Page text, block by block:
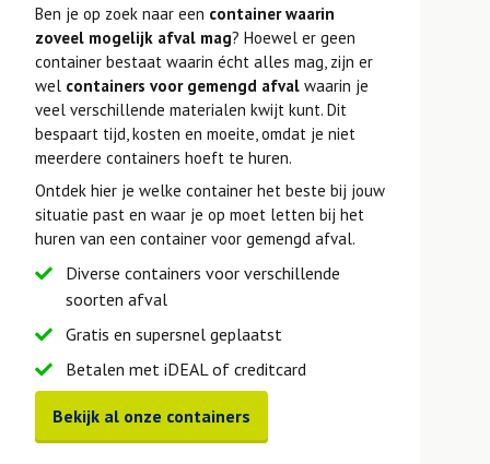
Ben je op zoek naar een container waarin
zoveel mogelijk afval mag? Hoewel er geen
container bestaat waarin écht alles mag, zijn er
wel containers voor gemengd afval waarin je
veel verschillende materialen kwijt kunt. Dit
bespaart tijd, kosten en moeite, omdat je niet
meerdere containers hoeft te huren.
Ontdek hier je welke container het beste bij jouw
situatie past en waar je op moet letten bij het
huren van een container voor gemengd afval.
Diverse containers voor verschillende
soorten afval
Gratis en supersnel geplaatst
Betalen met iDEAL of creditcard
Bekijk al onze containers